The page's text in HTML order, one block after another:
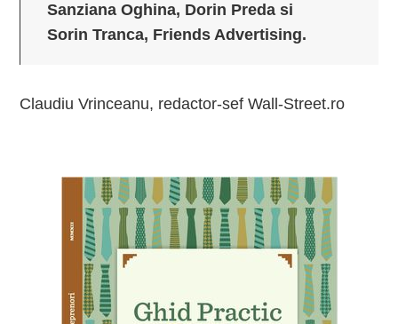
Sanziana Oghina, Dorin Preda si
Sorin Tranca, Friends Advertising.
Claudiu Vrinceanu, redactor-sef Wall-Street.ro